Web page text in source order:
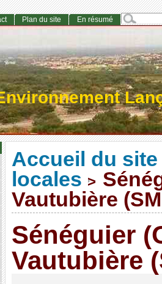
Accueil du site
locales >
Vautubière
Sénéguier
Vautubière
Plan du site En résumé